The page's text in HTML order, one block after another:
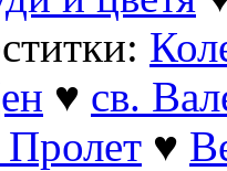
♥ св.
♥